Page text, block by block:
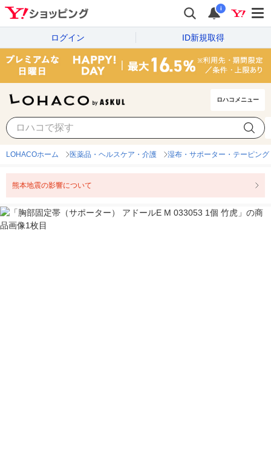
i
ログイン ID新規取得
ロハコメニュー
LOHACOホーム 医薬品・ヘルスケア・介護 湿布・サポーター・テーピング
熊本地震の影響について